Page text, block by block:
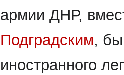
армии ДНР,
Подградским,
иностранного